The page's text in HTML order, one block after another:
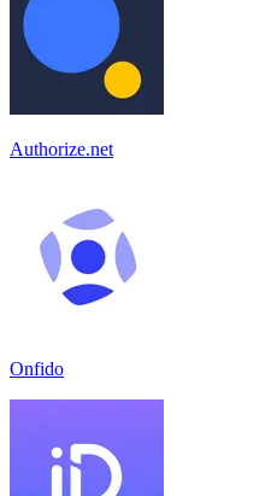
Authorize.net
Onfido